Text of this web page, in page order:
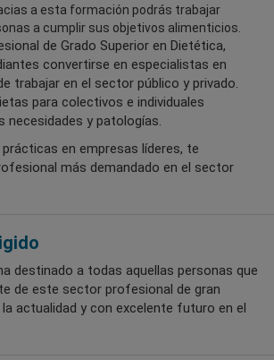
a esta formación podrás trabajar
a cumplir sus objetivos alimenticios.
de Grado Superior en Dietética,
convertirse en especialistas en
trabajar en el sector público y privado.
para colectivos e individuales
necesidades y patologías.
en empresas líderes, te
más demandado en el sector
destinado a todas aquellas personas que
de este sector profesional de gran
actualidad y con excelente futuro en el